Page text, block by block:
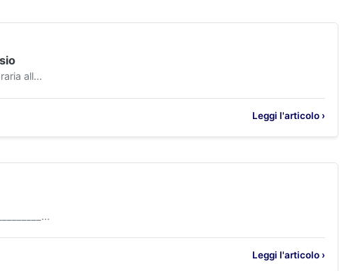
all...
Leggi l'articolo ›
Leggi l'articolo ›